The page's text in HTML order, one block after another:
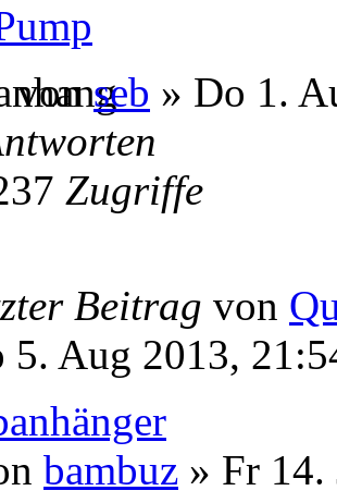
vonseb » Do 1.
Zugriffe
Beitrag von
5. Aug 2013,
bambuz » Fr 14.